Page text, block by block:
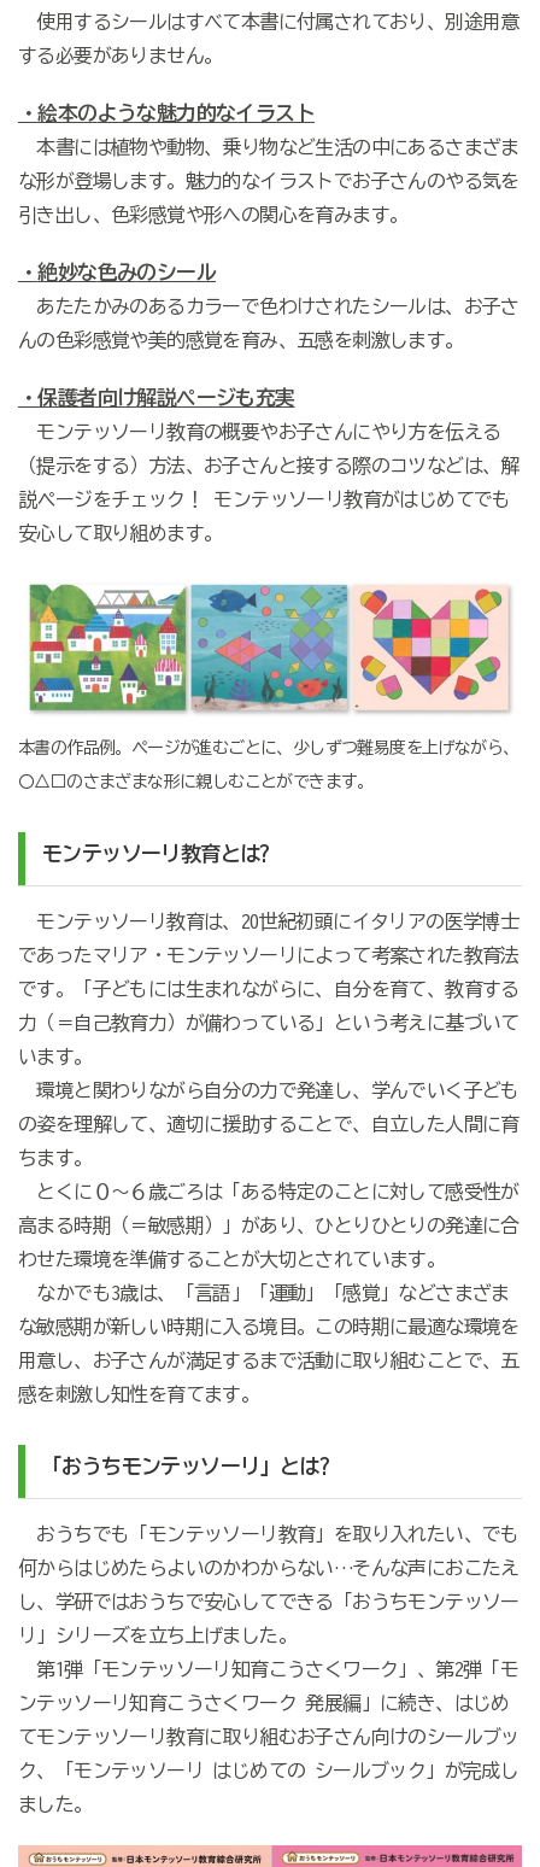
使用するシールはすべて本書に付属されており、別途用意
する必要がありません。
・絵本のような魅力的なイラスト
本書には植物や動物、乗り物など生活の中にあるさまざま
な形が登場します。魅力的なイラストでお子さんのやる気を
引き出し、色彩感覚や形への関心を育みます。
・絶妙な色みのシール
あたたかみのあるカラーで色わけされたシールは、お子さ
んの色彩感覚や美的感覚を育み、五感を刺激します。
・保護者向け解説ページも充実
モンテッソーリ教育の概要やお子さんにやり方を伝える
（提示をする）方法、お子さんと接する際のコツなどは、解
説ページをチェック！
モンテッソーリ教育がはじめてでも
安心して取り組めます。
本書の作品例。ページが進むごとに、少しずつ難易度を上げながら、
〇△□のさまざまな形に親しむことができます。
モンテッソーリ教育とは?
モンテッソーリ教育は、20世紀初頭にイタリアの医学博士
であったマリア・モンテッソーリによって考案された教育法
です。「子どもには生まれながらに、自分を育て、教育する
力（＝自己教育力）が備わっている」という考えに基づいて
います。
環境と関わりながら自分の力で発達し、学んでいく子ども
の姿を理解して、適切に援助することで、自立した人間に育
ちます。
とくに０～６歳ごろは「ある特定のことに対して感受性が
高まる時期（＝敏感期）」があり、ひとりひとりの発達に合
わせた環境を準備することが大切とされています。
なかでも3歳は、「言語」「運動」「感覚」などさまざま
な敏感期が新しい時期に入る境目。この時期に最適な環境を
用意し、お子さんが満足するまで活動に取り組むことで、五
感を刺激し知性を育てます。
「おうちモンテッソーリ」とは?
おうちでも「モンテッソーリ教育」を取り入れたい、でも
何からはじめたらよいのかわからない…そんな声におこたえ
し、学研ではおうちで安心してできる「おうちモンテッソー
リ」シリーズを立ち上げました。
第1弾「モンテッソーリ知育こうさくワーク」、第2弾「モ
ンテッソーリ知育こうさくワーク 発展編」に続き、はじめ
てモンテッソーリ教育に取り組むお子さん向けのシールブッ
ク、「モンテッソーリ はじめての シールブック」が完成し
ました。